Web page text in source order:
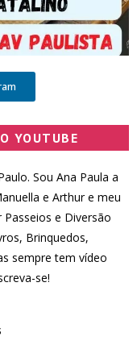
YOUTUBE
Sou Ana Paula a
e Arthur e meu
e Diversão
Brinquedos,
sempre tem vídeo
se!